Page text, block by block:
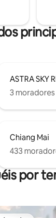
do hotel.
ASTRA SKY
3
Chiang Mai
433
por